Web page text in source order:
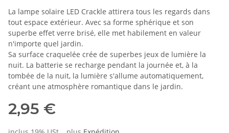
La lampe solaire LED Crackle attirera tous les regards dans
tout espace extérieur. Avec sa forme sphérique et son
superbe effet verre brisé, elle met habilement en valeur
n'importe quel jardin.
Sa surface craquelée crée de superbes jeux de lumière la
nuit. La batterie se recharge pendant la journée et, à la
tombée de la nuit, la lumière s'allume automatiquement,
créant une atmosphère romantique dans le jardin.
2,95 €